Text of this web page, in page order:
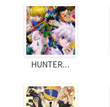
HUNTER...